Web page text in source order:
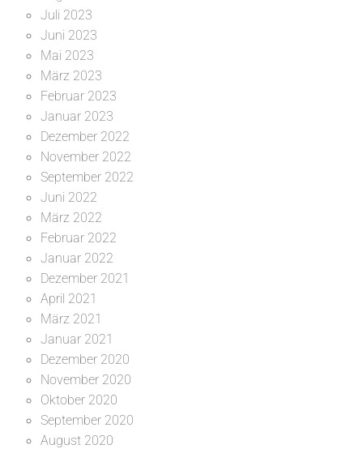
Juli 2023
Juni 2023
Mai 2023
März 2023
Februar 2023
Januar 2023
Dezember 2022
November 2022
September 2022
Juni 2022
März 2022
Februar 2022
Januar 2022
Dezember 2021
April 2021
März 2021
Januar 2021
Dezember 2020
November 2020
Oktober 2020
September 2020
August 2020